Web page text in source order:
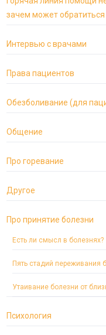
зачем может обратиться
Интервью с врачами
Права пациентов
Обезболивание (для
Общение
Про горевание
Другое
Про принятие болезни
Есть ли смысл в болезнях?
Пять стадий переживания
Утаивание болезни от
Психология